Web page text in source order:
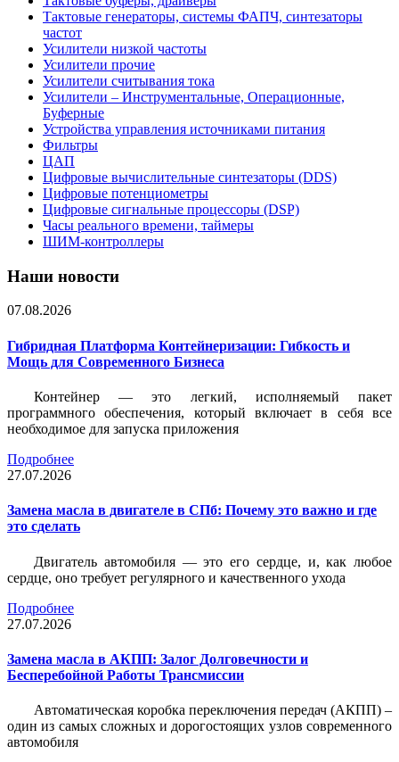
Тактовые генераторы, системы ФАПЧ, синтезаторы
частот
Усилители низкой частоты
Усилители прочие
Усилители считывания тока
Усилители – Инструментальные, Операционные,
Буферные
Устройства управления источниками питания
Фильтры
ЦАП
Цифровые вычислительные синтезаторы (DDS)
Цифровые потенциометры
Цифровые сигнальные процессоры (DSP)
Часы реального времени, таймеры
ШИМ-контроллеры
Наши новости
07.08.2026
Гибридная Платформа Контейнеризации: Гибкость и
Мощь для Современного Бизнеса
Контейнер — это легкий, исполняемый пакет
программного обеспечения, который включает в себя все
необходимое для запуска приложения
Подробнее
27.07.2026
Замена масла в двигателе в СПб: Почему это важно и где
это сделать
Двигатель автомобиля — это его сердце, и, как любое
сердце, оно требует регулярного и качественного ухода
Подробнее
27.07.2026
Замена масла в АКПП: Залог Долговечности и
Бесперебойной Работы Трансмиссии
Автоматическая коробка переключения передач (АКПП) –
один из самых сложных и дорогостоящих узлов современного
автомобиля